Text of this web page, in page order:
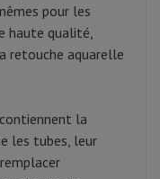
pour les
haute qualité,
retouche aquarelle
la
les tubes, leur